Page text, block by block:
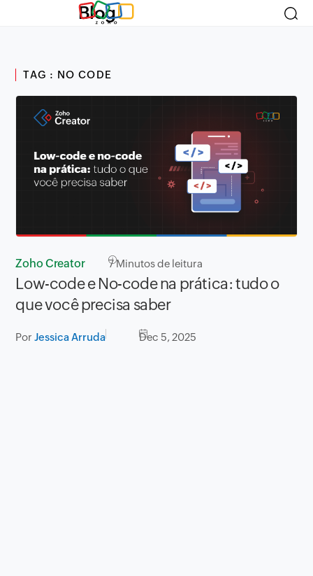
Blog
TAG : NO CODE
Zoho Creator 7Minutos de leitura
Low-code e No-code na prática: tudo o
que você precisa saber
PorJessica Arruda Dec 5, 2025